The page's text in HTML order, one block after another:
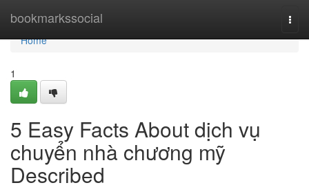
bookmarkssocial
Home
Home
1
5 Easy Facts About dịch vụ
chuyển nhà chương mỹ
Described